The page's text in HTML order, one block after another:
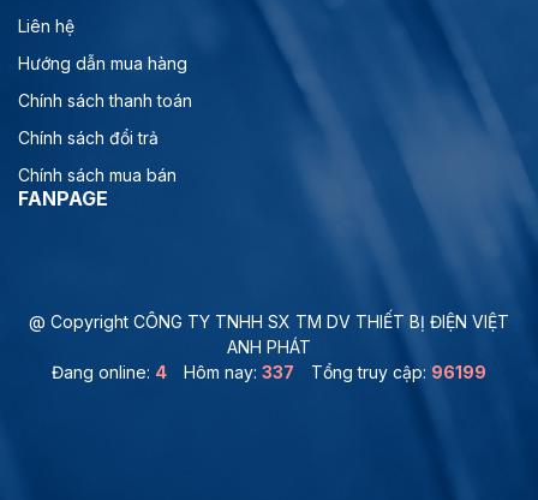
Liên hệ
Hướng dẫn mua hàng
Chính sách thanh toán
Chính sách đổi trả
Chính sách mua bán
FANPAGE
@ Copyright CÔNG TY TNHH SX TM DV THIẾT BỊ ĐIỆN VIỆT
ANH PHÁT
Đang online: 4 Hôm nay: 337 Tổng truy cập: 96199